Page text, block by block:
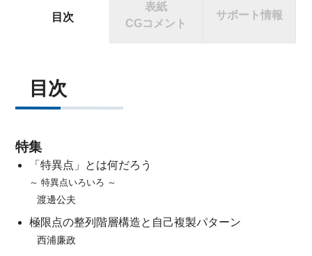
目次
表紙
CGコメント
サポート情報
目次
特集
「特異点」とは何だろう
～ 特異点いろいろ ～
渡邊公夫
極限点の整列階層構造と自己複製パターン
西浦廉政